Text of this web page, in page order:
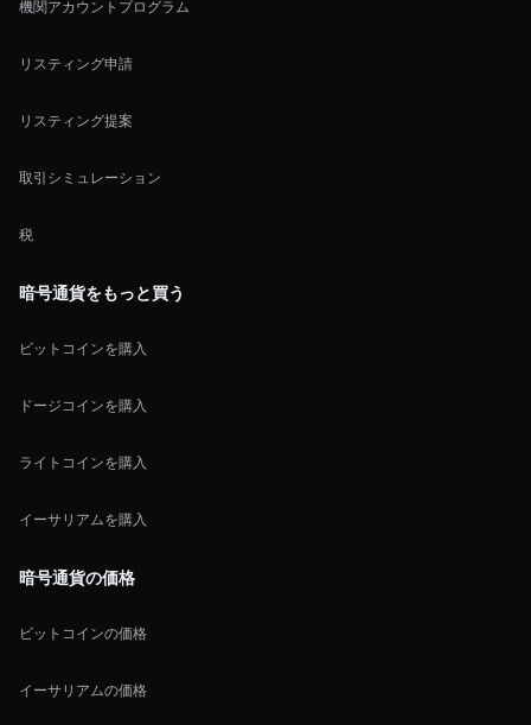
機関アカウントプログラム
リスティング申請
リスティング提案
取引シミュレーション
税
暗号通貨をもっと買う
ビットコインを購入
ドージコインを購入
ライトコインを購入
イーサリアムを購入
暗号通貨の価格
ビットコインの価格
イーサリアムの価格